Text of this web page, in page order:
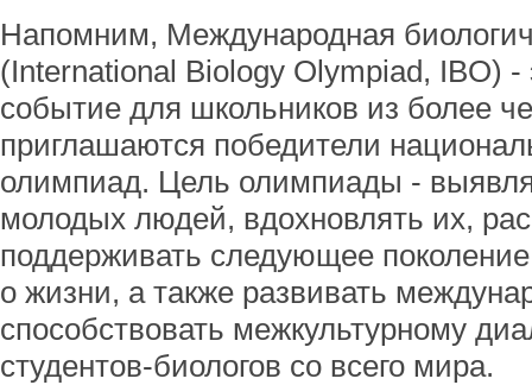
Напомним, Международная
(International Biology Olympiad, IBO) -
событие для школьников из более
приглашаются победители
олимпиад. Цель олимпиады -
молодых людей, вдохновлять их,
поддерживать следующее
о жизни, а также развивать
способствовать межкультурному
студентов-биологов со всего мира.